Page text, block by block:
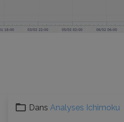
Dans Analyses Ichimoku